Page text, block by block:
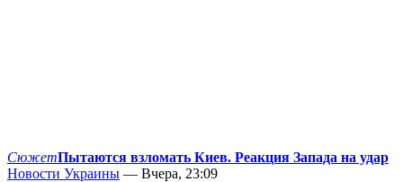
СюжетПытаются взломать Киев. Реакция Запада на удар
Новости Украины — Вчера, 23:09